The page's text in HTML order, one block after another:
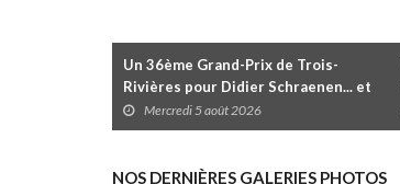
Un 36ème Grand-Prix de Trois-
Rivières pour Didier Schraenen... et
une première en Challenge Canada
Mercredi 5 août 2026
NOS DERNIÈRES GALERIES PHOTOS